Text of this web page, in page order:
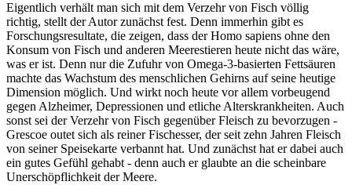
Eigentlich verhält man sich mit dem Verzehr von Fisch völlig
richtig, stellt der Autor zunächst fest. Denn immerhin gibt es
Forschungsresultate, die zeigen, dass der Homo sapiens ohne den
Konsum von Fisch und anderen Meerestieren heute nicht das wäre,
was er ist. Denn nur die Zufuhr von Omega-3-basierten Fettsäuren
machte das Wachstum des menschlichen Gehirns auf seine heutige
Dimension möglich. Und wirkt noch heute vor allem vorbeugend
gegen Alzheimer, Depressionen und etliche Alterskrankheiten. Auch
sonst sei der Verzehr von Fisch gegenüber Fleisch zu bevorzugen -
Grescoe outet sich als reiner Fischesser, der seit zehn Jahren Fleisch
von seiner Speisekarte verbannt hat. Und zunächst hat er dabei auch
ein gutes Gefühl gehabt - denn auch er glaubte an die scheinbare
Unerschöpflichkeit der Meere.